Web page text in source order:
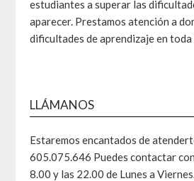
estudiantes a superar las
aparecer. Prestamos atención a
dificultades de aprendizaje en toda
LLÁMANOS
Estaremos encantados de
605.075.646 Puedes contactar
8.00 y las 22.00 de Lunes a